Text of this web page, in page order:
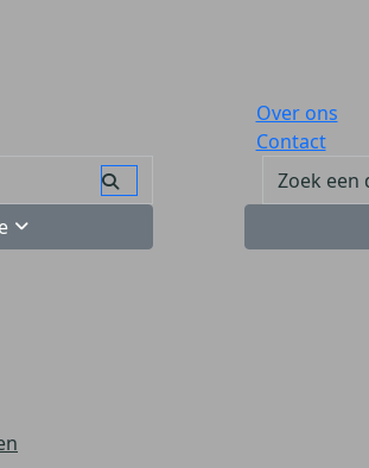
Over ons
Contact